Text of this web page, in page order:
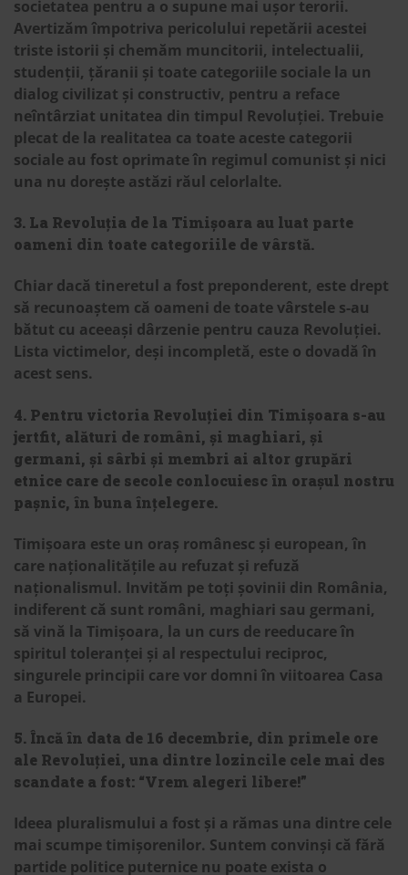
societatea pentru a o supune mai ușor terorii.
Avertizăm împotriva pericolului repetării acestei
triste istorii și chemăm muncitorii, intelectualii,
studenții, țăranii și toate categoriile sociale la un
dialog civilizat și constructiv, pentru a reface
neîntârziat unitatea din timpul Revoluției. Trebuie
plecat de la realitatea ca toate aceste categorii
sociale au fost oprimate în regimul comunist și nici
una nu dorește astăzi răul celorlalte.
3. La Revoluția de la Timișoara au luat parte
oameni din toate categoriile de vârstă.
Chiar dacă tineretul a fost preponderent, este drept
să recunoaștem că oameni de toate vârstele s-au
bătut cu aceeași dârzenie pentru cauza Revoluției.
Lista victimelor, deși incompletă, este o dovadă în
acest sens.
4. Pentru victoria Revoluției din Timișoara s-au
jertfit, alături de români, și maghiari, și
germani, și sârbi și membri ai altor grupări
etnice care de secole conlocuiesc în orașul nostru
pașnic, în buna înțelegere.
Timișoara este un oraș românesc și european, în
care naționalitățile au refuzat și refuză
naționalismul. Invităm pe toți șovinii din România,
indiferent că sunt români, maghiari sau germani,
să vină la Timișoara, la un curs de reeducare în
spiritul toleranței și al respectului reciproc,
singurele principii care vor domni în viitoarea Casa
a Europei.
5. Încă în data de 16 decembrie, din primele ore
ale Revoluției, una dintre lozincile cele mai des
scandate a fost: “Vrem alegeri libere!”
Ideea pluralismului a fost și a rămas una dintre cele
mai scumpe timișorenilor. Suntem convinși că fără
partide politice puternice nu poate exista o